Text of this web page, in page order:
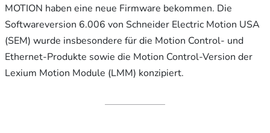
MOTION haben eine neue Firmware bekommen. Die
Softwareversion 6.006 von Schneider Electric Motion USA
(SEM) wurde insbesondere für die Motion Control- und
Ethernet-Produkte sowie die Motion Control-Version der
Lexium Motion Module (LMM) konzipiert.